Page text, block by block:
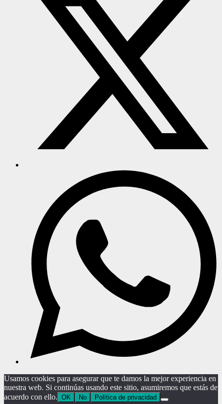
Usamos cookies para asegurar que te damos la mejor experiencia en
nuestra web. Si continúas usando este sitio, asumiremos que estás de
acuerdo con ello. OK No Política de privacidad